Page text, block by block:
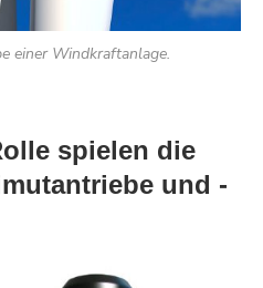
einer Windkraftanlage.
spielen die
und -